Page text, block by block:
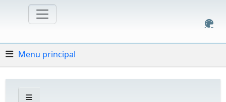
Menu principal